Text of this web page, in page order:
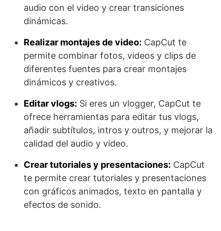
audio con el video y crear transiciones
dinámicas.
Realizar montajes de video: CapCut te
permite combinar fotos, videos y clips de
diferentes fuentes para crear montajes
dinámicos y creativos.
Editar vlogs: Si eres un vlogger, CapCut te
ofrece herramientas para editar tus vlogs,
añadir subtítulos, intros y outros, y mejorar la
calidad del audio y video.
Crear tutoriales y presentaciones: CapCut
te permite crear tutoriales y presentaciones
con gráficos animados, texto en pantalla y
efectos de sonido.